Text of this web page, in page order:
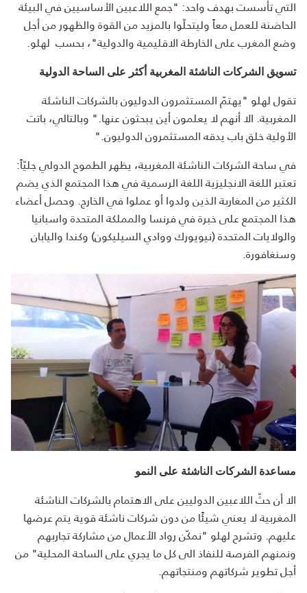
التي تأسست بهدف واحد: "جمع اللاعبين الأساسيين في البيئة
الحاضنة للعمل معاً وليتحلّوا بالمزيد من القوة والظهور من أجل
وضع المغرب على الخارطة الاقليمية والدولية"، بحسب لهلو.
تسويق الشركات الناشئة المغربية أكثر على الساحة الدولية
تقول لهلو "يهتمّ المستثمرون الدوليون بالشركات الناشئة
المغربية. الا أنهم لا يعلمون أين يبحثون عنها." وبالتالي، باتت
الأولية خلق باب يدقه المستثمرون الدوليون."
في ساحة الشركات الناشئة المغربية، يظهر الطموح الدولي جليّاً:
تعتبر اللغة الانجليزية اللغة الرسمية في هذا المجتمع الذي يضم
الكثير من المغاربة الذين ولدوا أو عملوا في الخارج. وحصل أعضاء
هذا المجتمع على خبرة في فرنسا والمملكة المتحدة واسبانيا
والولايات المتحدة (نيويورك ووادي السيليكون) وكندا واليابان
وسنغافورة.
مساعدة الشركات الناشئة على النمو
الا أن حثّ اللاعبين الدوليين على الاهتمام بالشركات الناشئة
المغربية لا يعني شيئًا من دون شركات ناشئة قوية يتم عرضها
عليهم. وتشرح لهلو "نمكّن رواد الأعمال من مشاركة تجاربهم
ونمنهم الفرصة للنفاذ الى كل ما يجري على الساحة المحلية" من
أجل تطوير شركاتهم ومنتجاتهم.